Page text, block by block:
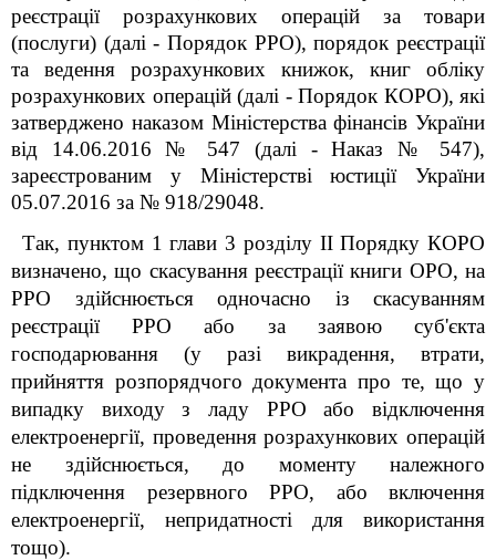
реєстрації розрахункових операцій за товари
(послуги) (далі - Порядок РРО), порядок реєстрації
та ведення розрахункових книжок, книг обліку
розрахункових операцій (далі - Порядок КОРО), які
затверджено наказом Міністерства фінансів України
від 14.06.2016 № 547 (далі - Наказ № 547),
зареєстрованим у Міністерстві юстиції України
05.07.2016 за № 918/29048.
Так, пунктом 1 глави 3 розділу ІІ Порядку КОРО
визначено, що скасування реєстрації книги ОРО, на
РРО здійснюється одночасно із скасуванням
реєстрації РРО або за заявою суб'єкта
господарювання (у разі викрадення, втрати,
прийняття розпорядчого документа про те, що у
випадку виходу з ладу РРО або відключення
електроенергії, проведення розрахункових операцій
не здійснюється, до моменту належного
підключення резервного РРО, або включення
електроенергії, непридатності для використання
тощо).